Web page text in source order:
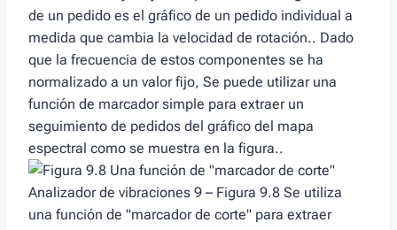
de un pedido es el gráfico de un pedido individual a
medida que cambia la velocidad de rotación.. Dado
que la frecuencia de estos componentes se ha
normalizado a un valor fijo, Se puede utilizar una
función de marcador simple para extraer un
seguimiento de pedidos del gráfico del mapa
espectral como se muestra en la figura..
Analizador de vibraciones 9 – Figura 9.8 Se utiliza
una función de "marcador de corte" para extraer